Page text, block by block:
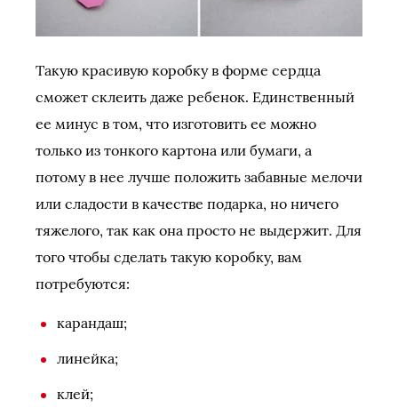
Такую красивую коробку в форме сердца
сможет склеить даже ребенок. Единственный
ее минус в том, что изготовить ее можно
только из тонкого картона или бумаги, а
потому в нее лучше положить забавные мелочи
или сладости в качестве подарка, но ничего
тяжелого, так как она просто не выдержит. Для
того чтобы сделать такую коробку, вам
потребуются:
карандаш;
линейка;
клей;